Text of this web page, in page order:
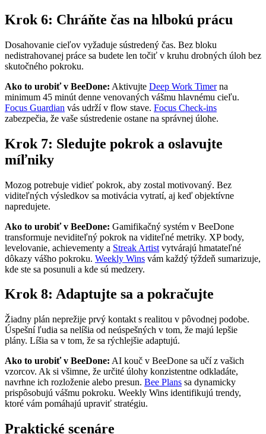
Krok 6: Chráňte čas na hlbokú prácu
Dosahovanie cieľov vyžaduje sústredený čas. Bez bloku
nedistrahovanej práce sa budete len točiť v kruhu drobných úloh bez
skutočného pokroku.
Ako to urobiť v BeeDone: Aktivujte Deep Work Timerna
minimum 45 minút denne venovaných vášmu hlavnému cieľu.
Focus Guardian vás udrží v flow stave. Focus Check-ins
zabezpečia, že vaše sústredenie ostane na správnej úlohe.
Krok 7: Sledujte pokrok a oslavujte
míľniky
Mozog potrebuje vidieť pokrok, aby zostal motivovaný. Bez
viditeľných výsledkov sa motivácia vytratí, aj keď objektívne
napredujete.
Ako to urobiť v BeeDone: Gamifikačný systém v BeeDone
transformuje neviditeľný pokrok na viditeľné metriky. XP body,
levelovanie, achievementy a Streak Artist vytvárajú hmatateľné
dôkazy vášho pokroku. Weekly Wins vám každý týždeň sumarizuje,
kde ste sa posunuli a kde sú medzery.
Krok 8: Adaptujte sa a pokračujte
Žiadny plán neprežije prvý kontakt s realitou v pôvodnej podobe.
Úspešní ľudia sa nelíšia od neúspešných v tom, že majú lepšie
plány. Líšia sa v tom, že sa rýchlejšie adaptujú.
Ako to urobiť v BeeDone: AI kouč v BeeDone sa učí z vašich
vzorcov. Ak si všimne, že určité úlohy konzistentne odkladáte,
navrhne ich rozloženie alebo presun. Bee Plans sa dynamicky
prispôsobujú vášmu pokroku. Weekly Wins identifikujú trendy,
ktoré vám pomáhajú upraviť stratégiu.
Praktické scenáre